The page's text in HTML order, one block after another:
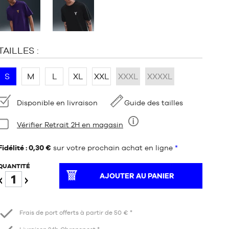
:
S M L XL XXL XXXL XXXXL
Disponible en livraison Guide des tailles
Vérifier Retrait 2H en magasin
: 0,30 € sur votre prochain achat en ligne *
AJOUTER AU PANIER
Frais de port offerts à partir de 50 € *